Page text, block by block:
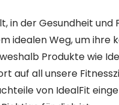
in der Gesundheit
idealen Weg, um ihre
Produkte wie
auf all unsere
von IdealFit